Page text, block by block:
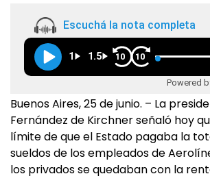
Escuchá la nota completa
1 1.5 10 10
Powered
Buenos Aires, 25 de junio. – La
Fernández de Kirchner señaló hoy
límite de que el Estado pagaba la
sueldos de los empleados de
los privados se quedaban con la